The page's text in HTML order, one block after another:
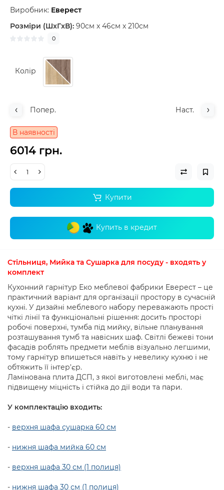
Виробник: Еверест
Розміри (ШxГxВ): 90см x 46см x 210см
0
Колір
Попер. Наст.
В наявності
6014 грн.
Купити
Купить в кредит
Стільниця, Мийка та Сушарка для посуду - входять у
комплект
Кухонний гарнітур Еко меблевої фабрики Еверест – це
практичний варіант для організації простору в сучасній
кухні. У дизайні меблевого набору переважають прості
чіткі лінії та функціональні рішення: досить просторі
робочі поверхні, тумба під мийку, вільне планування
розташування тумб та навісних шаф. Світлі бежеві тони
фасадів роблять предмети меблів візуально легшими,
тому гарнітур впишеться навіть у невелику кухню і не
обтяжить її інтер'єр.
Ламінована плита ДСП, з якої виготовлені меблі, має
підвищену міцність і стійка до дії води та пари.
У комплектацію входить:
- верхня шафа сушарка 60 см
- нижня шафа мийка 60 см
- верхня шафа 30 см (1 полиця)
- нижня шафа 30 см (1 полиця)